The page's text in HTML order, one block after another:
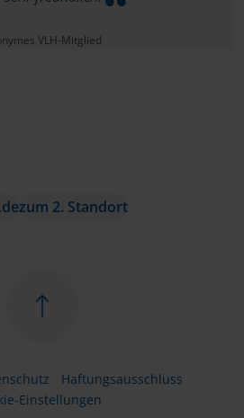
VLH-Mitglied
zum 2. Standort
Haftungsausschluss
Einstellungen